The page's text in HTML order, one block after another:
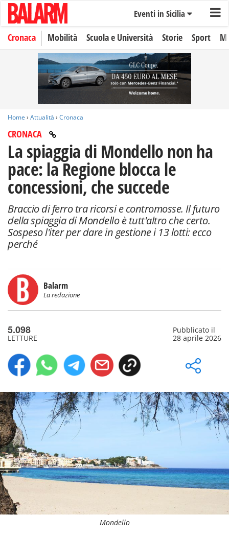
Eventi in Sicilia
Cronaca Mobilità Scuola e Università Storie Sport
Home › Attualità › Cronaca
CRONACA
La spiaggia di Mondello non ha
pace: la Regione blocca le
concessioni, che succede
Braccio di ferro tra ricorsi e contromosse. Il futuro
della spiaggia di Mondello è tutt'altro che certo.
Sospeso l'iter per dare in gestione i 13 lotti: ecco
perché
Balarm
La redazione
5.098
LETTURE
Pubblicato il
28 aprile 2026
Mondello